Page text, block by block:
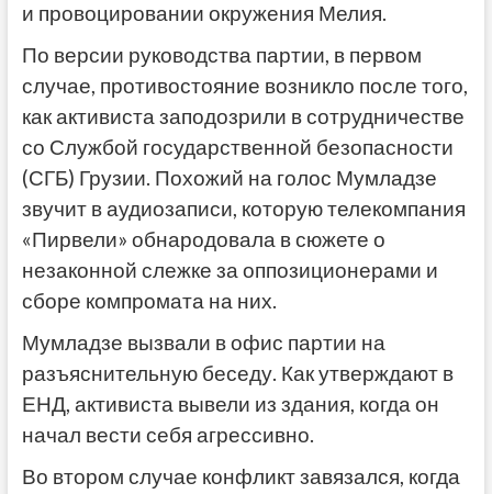
и провоцировании окружения Мелия.
По версии руководства партии, в первом
случае, противостояние возникло после того,
как активиста заподозрили в сотрудничестве
со Службой государственной безопасности
(СГБ) Грузии. Похожий на голос Мумладзе
звучит в аудиозаписи, которую телекомпания
«Пирвели» обнародовала в сюжете о
незаконной слежке за оппозиционерами и
сборе компромата на них.
Мумладзе вызвали в офис партии на
разъяснительную беседу. Как утверждают в
ЕНД, активиста вывели из здания, когда он
начал вести себя агрессивно.
Во втором случае конфликт завязался, когда